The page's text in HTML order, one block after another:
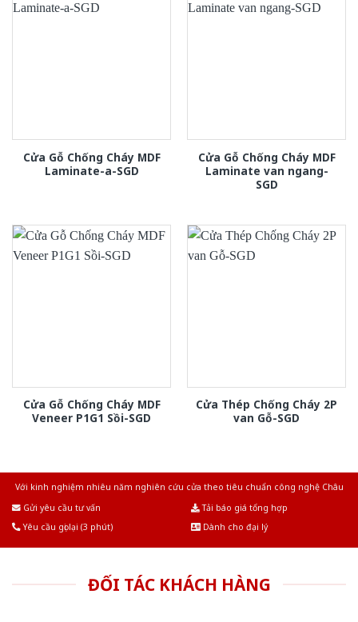
Cửa Gỗ Chống Cháy MDF
Laminate-a-SGD
Cửa Gỗ Chống Cháy MDF
Laminate van ngang-
SGD
Cửa Gỗ Chống Cháy MDF
Veneer P1G1 Sồi-SGD
Cửa Thép Chống Cháy 2P
van Gỗ-SGD
Với kinh nghiệm nhiêu năm nghiên cứu cửa theo tiêu chuẩn công nghệ Châu
Gửi yêu cầu tư vấn
Tải báo giá tổng hợp
Yêu cầu gọi lại (3 phút)
Dành cho đại lý
ĐỐI TÁC KHÁCH HÀNG